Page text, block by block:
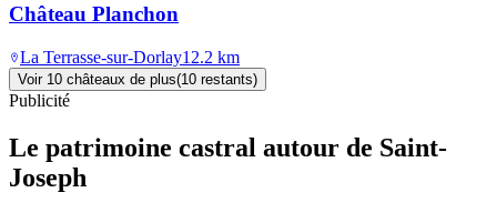
Château Planchon
La Terrasse-sur-Dorlay12.2 km
Voir 10 châteaux de plus(10 restants)
Publicité
Le patrimoine castral autour de Saint-
Joseph